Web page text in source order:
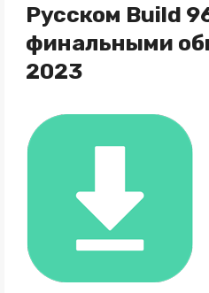
Русском Build
финальными
2023